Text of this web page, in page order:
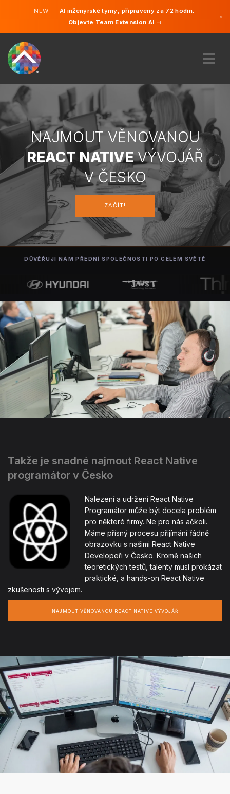
NEW —AI inženýrské týmy, připraveny za 72 hodin.
Objevte Team Extension AI →
×
O NÁS
ODBORNOST
JAK TO FUNGUJE?
KARIÉRA
NAJMOUT
ČESKO
ZAČÍT
NAJMOUT VĚNOVANOU
REACT NATIVEVÝVOJÁŘ
V ČESKO
ZAČÍT!
DŮVĚŘUJÍ NÁM PŘEDNÍ SPOLEČNOSTI PO CELÉM SVĚTĚ
Takže je snadné najmout React Native
programátor v Česko
Nalezení a udržení React Native
Programátor může být docela problém
pro některé firmy. Ne pro nás ačkoli.
Máme přísný procesu přijímání řádně
obrazovku s našimi React Native
Developeři v Česko. Kromě našich
teoretických testů, talenty musí prokázat
praktické, a hands-on React Native
zkušenosti s vývojem.
NAJMOUT VĚNOVANOU REACT NATIVE VÝVOJÁŘ